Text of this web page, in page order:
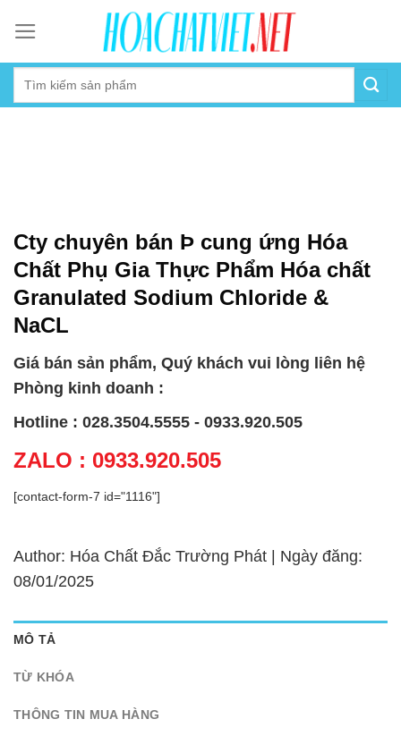
content
Cty chuyên bán Þ cung ứng Hóa
Chất Phụ Gia Thực Phẩm Hóa chất
Granulated Sodium Chloride &
NaCL
Giá bán sản phẩm, Quý khách vui lòng liên hệ
Phòng kinh doanh :
Hotline : 028.3504.5555 - 0933.920.505
ZALO : 0933.920.505
[contact-form-7 id="1116"]
Author: Hóa Chất Đắc Trường Phát | Ngày đăng:
08/01/2025
MÔ TẢ
TỪ KHÓA
THÔNG TIN MUA HÀNG